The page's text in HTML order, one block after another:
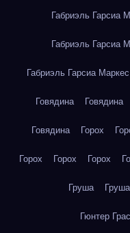
Габриэль Гарсиа
Габриэль Гарсиа
Габриэль Гарсиа
Говядина Говядина
Говядина Горох
Горох Горох Горох
Груша Груша
Гюнтер